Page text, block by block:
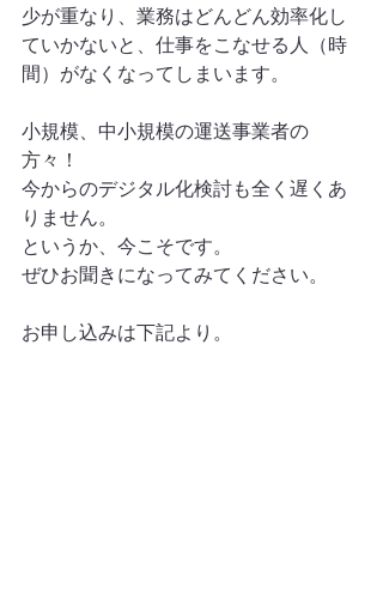
少が重なり、業務はどんどん効率化し
ていかないと、仕事をこなせる人（時
間）がなくなってしまいます。
小規模、中小規模の運送事業者の
方々！
今からのデジタル化検討も全く遅くあ
りません。
というか、今こそです。
ぜひお聞きになってみてください。
お申し込みは下記より。